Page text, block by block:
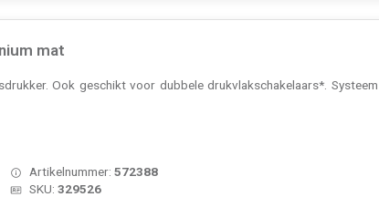
mat
Ook geschikt voor dubbele drukvlakschakelaars*. Systeem
Artikelnummer:572388
SKU:329526